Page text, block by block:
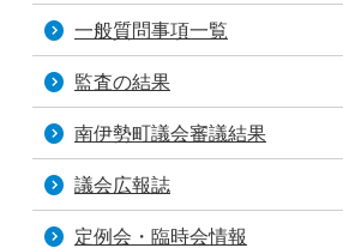
一般質問事項一覧
監査の結果
南伊勢町議会審議結果
議会広報誌
定例会・臨時会情報